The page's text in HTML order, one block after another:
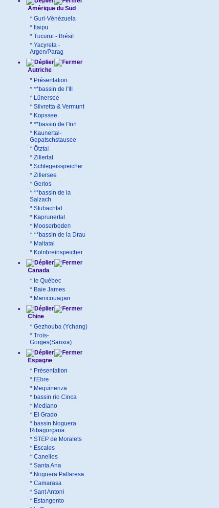
Amérique du Sud
* Guri-Vénézuela
* Itaipu
* Tucurui - Brésil
* Yacyreta -
Argen/Parag
Autriche
* Présentation
* **bassin de l'Ill
* Lünersee
* Silvretta & Vermunt
* Kopssee
* **bassin de l'Inn
* Kaunertal-
Gepatschstausee
* Ötztal
* Zillertal
* Schlegeisspeicher
* Zillersee
* Gerlos
* **bassin de la
Salzach
* Stubachtal
* Kaprunertal
* Mooserboden
* **bassin de la Drau
* Maltatal
* Kolnbreinspeicher
Canada
* le Québec
* Baie James
* Manicouagan
Chine
* Gezhouba (Ychang)
* Trois-
Gorges(Sanxia)
Espagne
* Présentation
* l'Ebre
* Mequinenza
* bassin rio Cinca
* Mediano
* El Grado
* bassin Noguera
Ribagorçana
* STEP de Moralets
* Escales
* Canelles
* Santa Ana
* Noguera Pallaresa
* Camarasa
* Sant Antoni
* Estangento